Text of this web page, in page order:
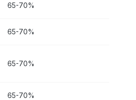
65-70%
65-70%
65-70%
65-70%